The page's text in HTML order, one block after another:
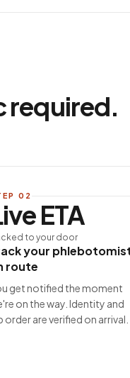
required.
02
ETA
to your door
your
route
get notified the moment
on the way. Identity and
order are verified on arrival.